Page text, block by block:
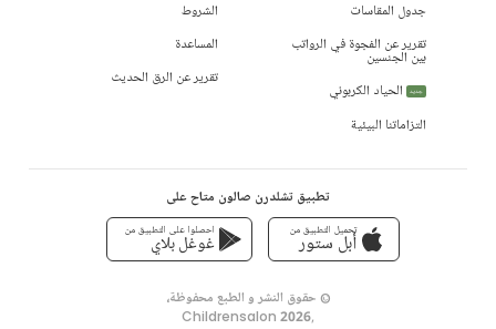
جدول المقاسات
تقرير عن الفجوة في الرواتب
بين الجنسين
جديد
الحياد الكربوني
التزاماتنا البيئية
الشروط
المساعدة
تقرير عن الرق الحديث
تطبيق تشلدرن صالون متاح على
تحميل التطبيق من
أبل ستور
احصلوا على التطبيق من
غوغل بلاي
© حقوق النشر و الطبع محفوظة،
,
Childrensalon 2026